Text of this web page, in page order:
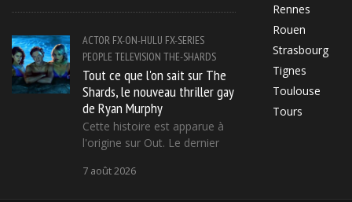
ACTOR FX-ON-HULU FX-SERIES
PEOPLETELEVISION THE-SHARDS
Tout ce que l'on sait sur The
Shards, le nouveau thriller gay
de Ryan Murphy
Cette histoire est apparue à
l'origine sur Out. Le dernier
7 août 2026
Rennes
Rouen
Strasbourg
Tignes
Toulouse
Tours